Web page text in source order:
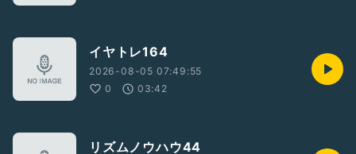
イヤトレ164
2026-08-05 07:49:55
0
03:42
リズムノウハウ44